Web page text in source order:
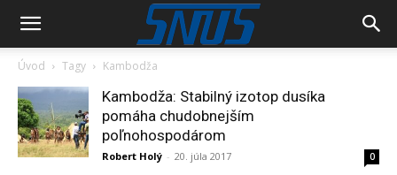
Úvod Tagy Kambodža
Kambodža: Stabilný izotop dusíka
pomáha chudobnejším
poľnohospodárom
Robert Holý - 20. júla 2017 0